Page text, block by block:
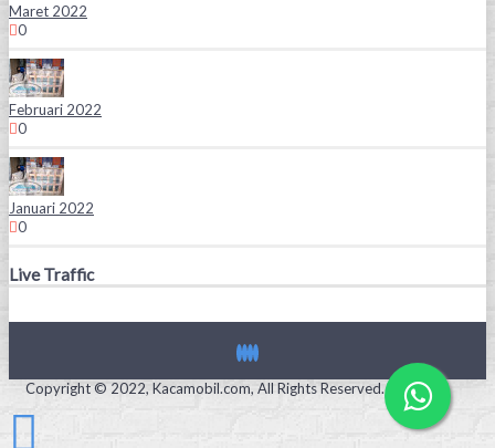
Maret 2022
0
Februari 2022
0
Januari 2022
0
Live Traffic
Copyright © 2022, Kacamobil.com, All Rights Reserved.